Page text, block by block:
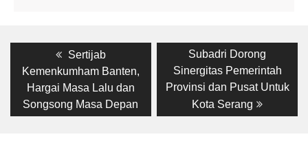
navigation
Previous
post:
Sertijab
Kemenkumham Banten,
Hargai Masa Lalu dan
Songsong Masa Depan
Next
post:
Subadri Dorong
Sinergitas Pemerintah
Provinsi dan Pusat Untuk
Kota Serang